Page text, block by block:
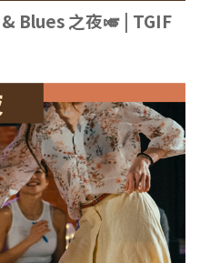
Blues 之夜🎺 | TGIF